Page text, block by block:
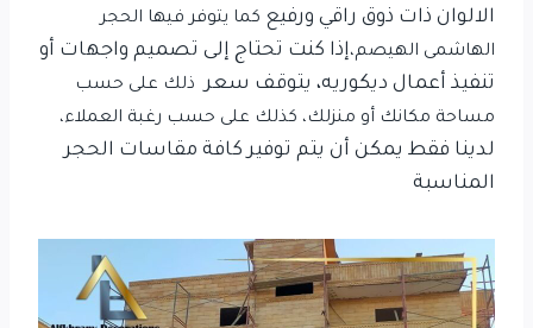
الالوان ذات ذوق راقي ورفيع كما يتوفر فيها الحجر
الهاشمى الهيصم،إذا كنت تحتاج إلى تصميم واجهات أو
تنفيذ أعمال ديكوريه، يتوقف سعر ذلك على حسب
مساحة مكانك أو منزلك، كذلك على حسب رغبة العملاء،
لدينا فقط يمكن أن يتم توفير كافة مقاسات الحجر
المناسبة